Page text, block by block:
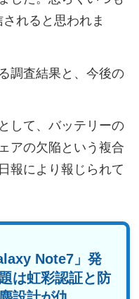
れると思われま
調査結果と、今後の
して、バッテリーの
アの欠陥という複合
報により報じられて
Note7」発
は虹彩認証と防